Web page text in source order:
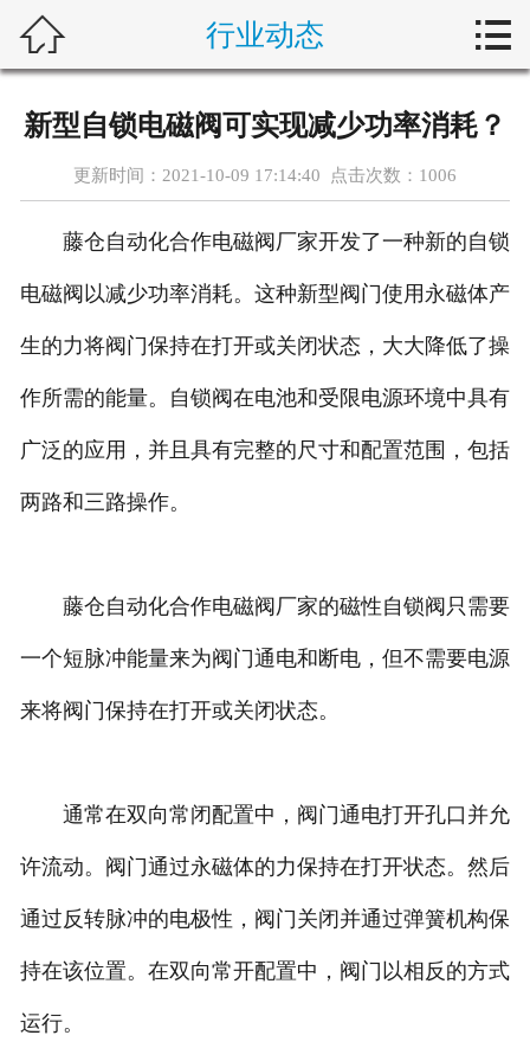
合作产品
服务案例
关于我们
联系我们
 行业动态 
新型自锁电磁阀可实现减少功率消耗？
更新时间：2021-10-09 17:14:40 点击次数： 1006
藤仓自动化合作电磁阀厂家开发了一种新的自锁
电磁阀以减少功率消耗。这种新型阀门使用永磁体产
生的力将阀门保持在打开或关闭状态，大大降低了操
作所需的能量。自锁阀在电池和受限电源环境中具有
广泛的应用，并且具有完整的尺寸和配置范围，包括
两路和三路操作。
藤仓自动化合作电磁阀厂家的磁性自锁阀只需要
一个短脉冲能量来为阀门通电和断电，但不需要电源
来将阀门保持在打开或关闭状态。
通常在双向常闭配置中，阀门通电打开孔口并允
许流动。阀门通过永磁体的力保持在打开状态。然后
通过反转脉冲的电极性，阀门关闭并通过弹簧机构保
持在该位置。在双向常开配置中，阀门以相反的方式
运行。